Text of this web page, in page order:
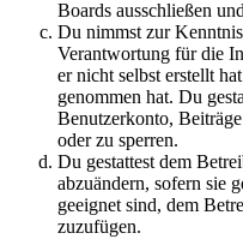
Boards ausschließen
Du nimmst zur
Verantwortung für die
er nicht selbst erstellt
genommen hat. Du
Benutzerkonto,
oder zu sperren.
Du gestattest dem
abzuändern, sofern sie
geeignet sind, dem
zuzufügen.